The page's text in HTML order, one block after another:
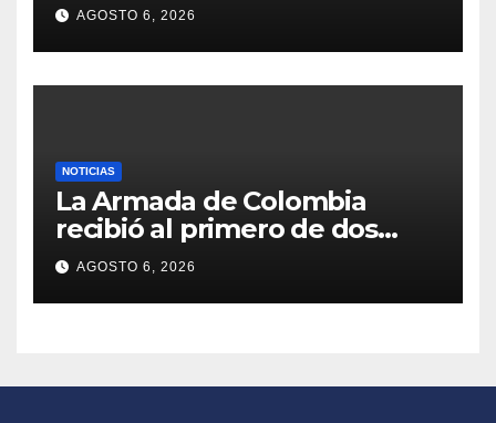
en peligro crítico de
extinción
AGOSTO 6, 2026
NOTICIAS
La Armada de Colombia
recibió al primero de dos
blindados 4×4 Kodiak para
equipar a su Infantería de
Marina
AGOSTO 6, 2026